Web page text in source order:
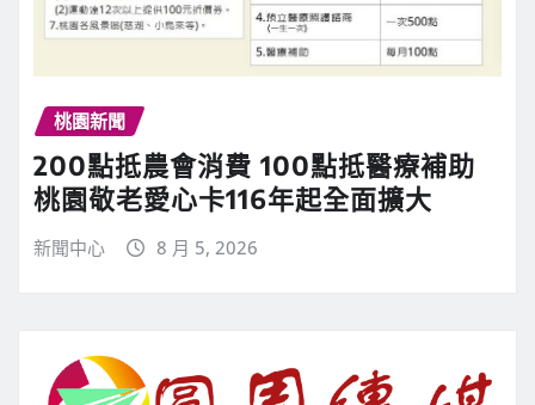
桃園新聞
200點抵農會消費 100點抵醫療補助
桃園敬老愛心卡116年起全面擴大
新聞中心 8 月 5, 2026